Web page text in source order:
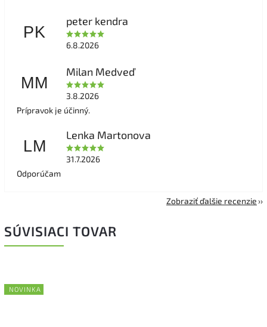
PK
peter kendra
6.8.2026
MM
Milan Medveď
3.8.2026
Prípravok je účinný.
LM
Lenka Martonova
31.7.2026
Odporúčam
Zobraziť ďalšie recenzie
SÚVISIACI TOVAR
NOVINKA